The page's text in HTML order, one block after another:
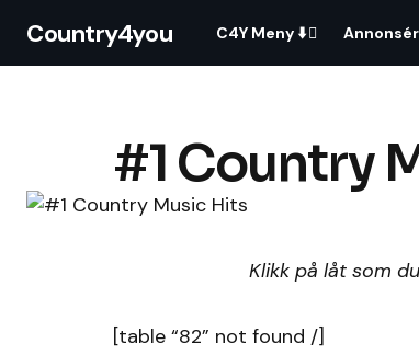
Country4you C4Y Meny ⬇️ Annonsér
#1 Country
Klikk på låt som
[table “82” not found /]